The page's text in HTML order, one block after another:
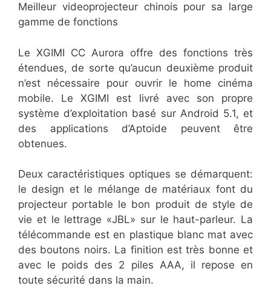
Meilleur videoprojecteur chinois pour sa large
gamme de fonctions
Le XGIMI CC Aurora offre des fonctions très
étendues, de sorte qu’aucun deuxième produit
n’est nécessaire pour ouvrir le home cinéma
mobile. Le XGIMI est livré avec son propre
système d’exploitation basé sur Android 5.1, et
des applications d’Aptoide peuvent être
obtenues.
Deux caractéristiques optiques se démarquent:
le design et le mélange de matériaux font du
projecteur portable le bon produit de style de
vie et le lettrage «JBL» sur le haut-parleur. La
télécommande est en plastique blanc mat avec
des boutons noirs. La finition est très bonne et
avec le poids des 2 piles AAA, il repose en
toute sécurité dans la main.